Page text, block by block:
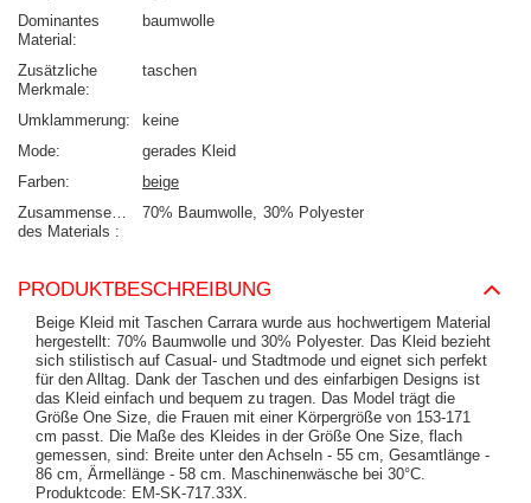
Dominantes
Material
baumwolle
Zusätzliche
Merkmale
taschen
Umklammerung
keine
Mode
gerades Kleid
Farben
beige
Zusammensetzung
des Materials
70% Baumwolle 30% Polyester
PRODUKTBESCHREIBUNG
Beige Kleid mit Taschen Carrara wurde aus hochwertigem Material
hergestellt: 70% Baumwolle und 30% Polyester. Das Kleid bezieht
sich stilistisch auf Casual- und Stadtmode und eignet sich perfekt
für den Alltag. Dank der Taschen und des einfarbigen Designs ist
das Kleid einfach und bequem zu tragen. Das Model trägt die
Größe One Size, die Frauen mit einer Körpergröße von 153-171
cm passt. Die Maße des Kleides in der Größe One Size, flach
gemessen, sind: Breite unter den Achseln - 55 cm, Gesamtlänge -
86 cm, Ärmellänge - 58 cm. Maschinenwäsche bei 30°C.
Produktcode: EM-SK-717.33X.